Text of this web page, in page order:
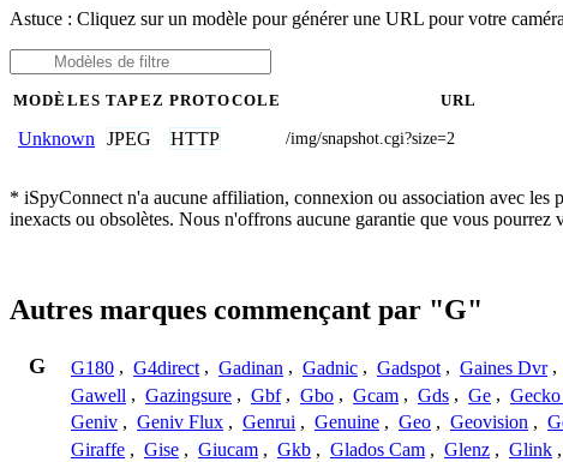
Astuce : Cliquez sur un modèle pour générer une URL pour votre
MODÈLES TAPEZ PROTOCOLE URL
Unknown JPEG HTTP /img/snapshot.cgi?size=2
* iSpyConnect n'a aucune affiliation, connexion ou association avec
inexacts ou obsolètes. Nous n'offrons aucune garantie que vous
Autres marques commençant par "G"
G G180 , G4direct , Gadinan , Gadnic , Gadspot , Gaines Dvr ,
Gawell , Gazingsure , Gbf , Gbo , Gcam , Gds , Ge ,
Geniv , Geniv Flux , Genrui , Genuine , Geo , Geovision ,
Giraffe , Gise , Giucam , Gkb , Glados Cam , Glenz , Glink ,